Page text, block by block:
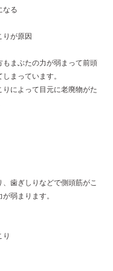
なる
りが原因
もまぶたの力が弱まって前頭
まっています。
によって目元に老廃物がた
、歯ぎしりなどで側頭筋がこ
弱まります。
り